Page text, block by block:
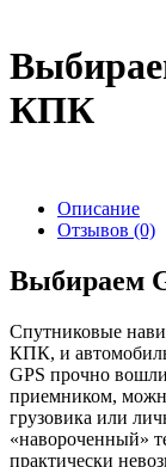
КПК
Описание
Отзывов (0)
Выбираем
Спутниковые
КПК, и
GPS прочно
приемником,
грузовика или
«навороченный»
практически